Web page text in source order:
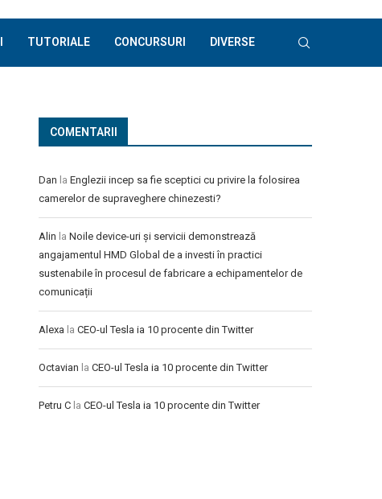
TUTORIALE CONCURSURI DIVERSE
COMENTARII
Dan la Englezii incep sa fie sceptici cu privire la folosirea
camerelor de supraveghere chinezesti?
Alin la Noile device-uri și servicii demonstrează
angajamentul HMD Global de a investi în practici
sustenabile în procesul de fabricare a echipamentelor de
comunicații
Alexa la CEO-ul Tesla ia 10 procente din Twitter
Octavian la CEO-ul Tesla ia 10 procente din Twitter
Petru C la CEO-ul Tesla ia 10 procente din Twitter